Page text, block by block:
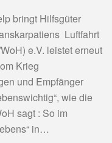
bringt Hilfsgüter
Luftfahrt
e.V. leistet erneut
Krieg
und Empfänger
wie die
sagt : So im
in…